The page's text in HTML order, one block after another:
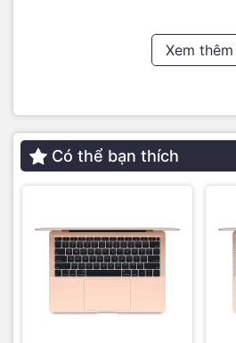
micrô chuẩn phòng thu. Camera
thông minh sống động, quay video
cao ngay cả trong điều kiện thiếu
Xem thêm
Có thể bạn thích